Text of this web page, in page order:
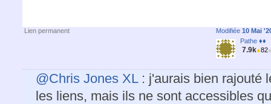
Lien permanent Modifiée 10 Mai
Pathe ♦♦
7.9k●82
@Chris Jones XL: j'aurais bien rajouté
les liens, mais ils ne sont accessibles